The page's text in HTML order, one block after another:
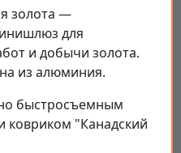
золота —
для
и добычи золота.
из алюминия.
быстросъемным
ковриком "Канадский